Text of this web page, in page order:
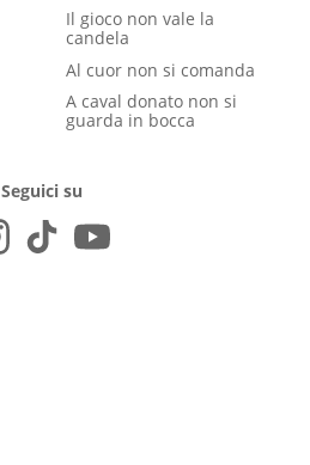
Il gioco non vale la
candela
Al cuor non si comanda
A caval donato non si
guarda in bocca
Seguici su